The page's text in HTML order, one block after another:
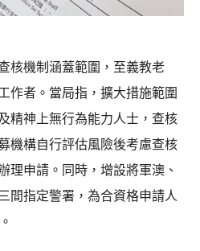
核機制涵蓋範圍，至義教老
作者。當局指，擴大措施範圍
精神上無行為能力人士，查核
機構自行評估風險後考慮查核
理申請。同時，增設將軍澳、
間指定警署，為合資格申請人